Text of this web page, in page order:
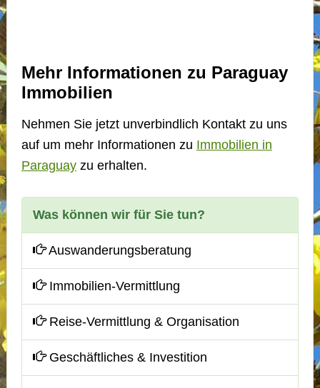
Mehr Informationen zu Paraguay
Immobilien
Nehmen Sie jetzt unverbindlich Kontakt zu uns
auf um mehr Informationen zu Immobilien in
Paraguayzu erhalten.
Was können wir für Sie tun?
Auswanderungsberatung
Immobilien-Vermittlung
Reise-Vermittlung & Organisation
Geschäftliches & Investition